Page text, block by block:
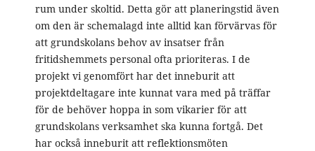
rum under skoltid. Detta gör att planeringstid även
om den är schemalagd inte alltid kan förvärvas för
att grundskolans behov av insatser från
fritidshemmets personal ofta prioriteras. I de
projekt vi genomfört har det inneburit att
projektdeltagare inte kunnat vara med på träffar
för de behöver hoppa in som vikarier för att
grundskolans verksamhet ska kunna fortgå. Det
har också inneburit att reflektionsmöten